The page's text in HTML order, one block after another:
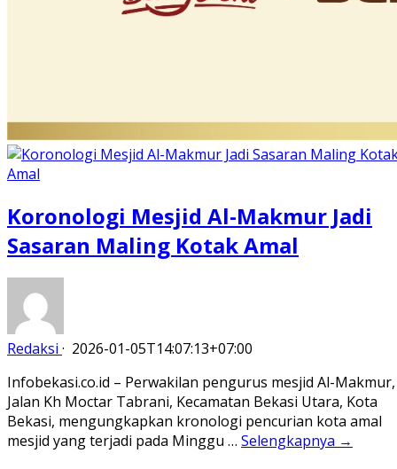
Koronologi Mesjid Al-Makmur Jadi
Sasaran Maling Kotak Amal
Redaksi · 2026-01-05T14:07:13+07:00
Infobekasi.co.id – Perwakilan pengurus mesjid Al-Makmur,
Jalan Kh Moctar Tabrani, Kecamatan Bekasi Utara, Kota
Bekasi, mengungkapkan kronologi pencurian kota amal
mesjid yang terjadi pada Minggu … Selengkapnya →